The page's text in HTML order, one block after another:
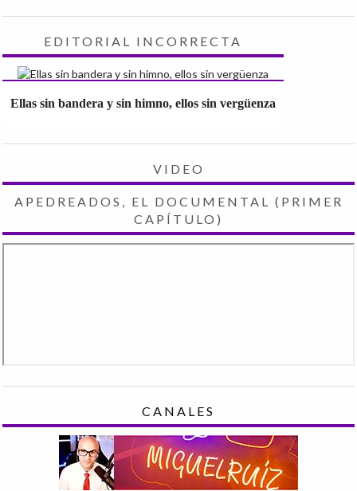
EDITORIAL INCORRECTA
Ellas sin bandera y sin himno, ellos sin vergüenza
VIDEO
APEDREADOS, EL DOCUMENTAL (PRIMER
CAPÍTULO)
CANALES